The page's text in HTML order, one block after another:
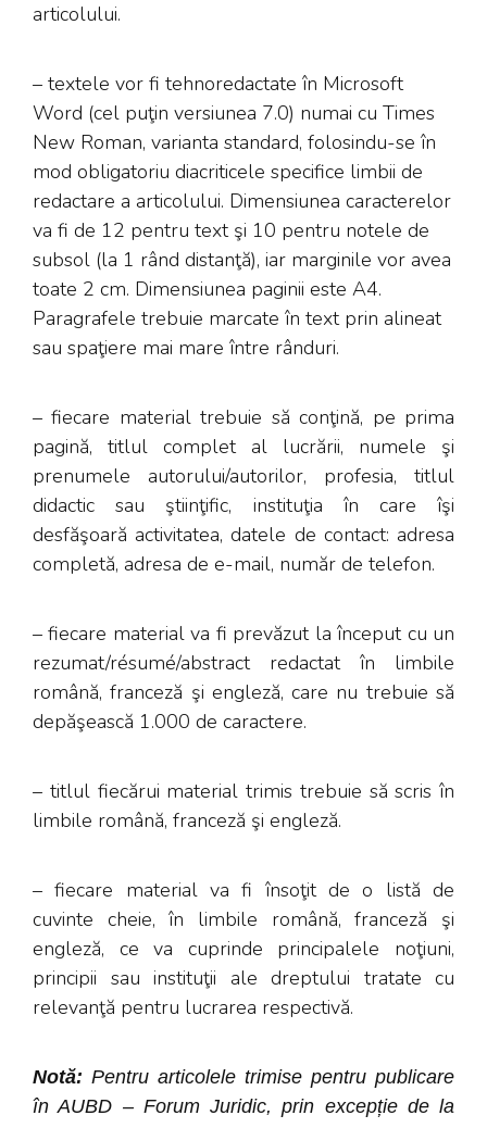
articolului.
– textele vor fi tehnoredactate în Microsoft
Word (cel puţin versiunea 7.0) numai cu Times
New Roman, varianta standard, folosindu-se în
mod obligatoriu diacriticele specifice limbii de
redactare a articolului. Dimensiunea caracterelor
va fi de 12 pentru text şi 10 pentru notele de
subsol (la 1 rând distanţă), iar marginile vor avea
toate 2 cm. Dimensiunea paginii este A4.
Paragrafele trebuie marcate în text prin alineat
sau spaţiere mai mare între rânduri.
– fiecare material trebuie să conţină, pe prima
pagină, titlul complet al lucrării, numele şi
prenumele autorului/autorilor, profesia, titlul
didactic sau ştiinţific, instituţia în care îşi
desfăşoară activitatea, datele de contact: adresa
completă, adresa de e-mail, număr de telefon.
– fiecare material va fi prevăzut la început cu un
rezumat/résumé/abstract redactat în limbile
română, franceză şi engleză, care nu trebuie să
depăşească 1.000 de caractere.
– titlul fiecărui material trimis trebuie să scris în
limbile română, franceză şi engleză.
– fiecare material va fi însoţit de o listă de
cuvinte cheie, în limbile română, franceză şi
engleză, ce va cuprinde principalele noţiuni,
principii sau instituţii ale dreptului tratate cu
relevanţă pentru lucrarea respectivă.
Notă: Pentru articolele trimise pentru publicare
în AUBD – Forum Juridic, prin excepție de la